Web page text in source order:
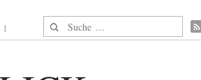
Suche nach: